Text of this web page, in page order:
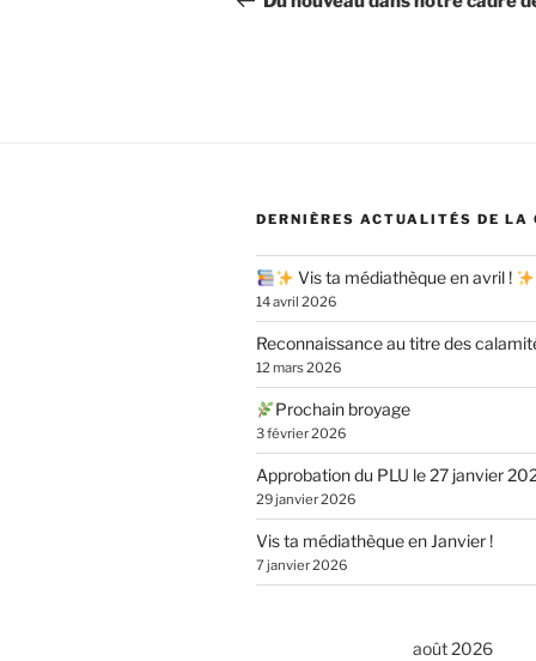
DERNIÈRES ACTUALITÉS DE LA
Vis ta médiathèque en avril !
14 avril 2026
Reconnaissance au titre des
12 mars 2026
Prochain broyage
3 février 2026
Approbation du PLU le 27 janvier
29 janvier 2026
Vis ta médiathèque en Janvier !
7 janvier 2026
août 2026